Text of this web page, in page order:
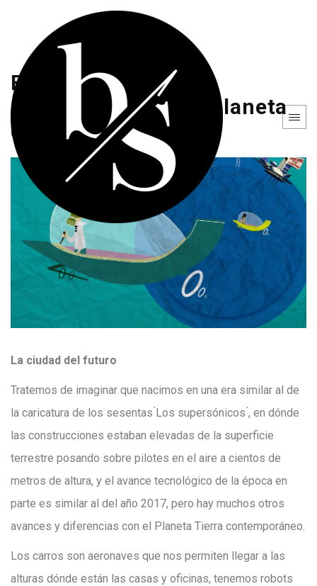
El mundo de Los
Supersónicos en el planeta
de la vida
La ciudad del futuro
Tratemos de imaginar que nacimos en una era similar al de
la caricatura de los sesentas ́Los supersónicos ́, en dónde
las construcciones estaban elevadas de la superficie
terrestre posando sobre pilotes en el aire a cientos de
metros de altura, y el avance tecnológico de la época en
parte es similar al del año 2017, pero hay muchos otros
avances y diferencias con el Planeta Tierra contemporáneo.
Los carros son aeronaves que nos permiten llegar a las
alturas dónde están las casas y oficinas, tenemos robots